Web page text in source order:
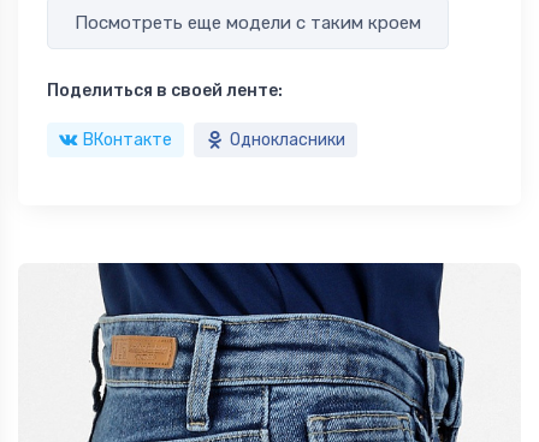
Посмотреть еще модели с таким кроем
Поделиться в своей ленте:
ВКонтакте Однокласники